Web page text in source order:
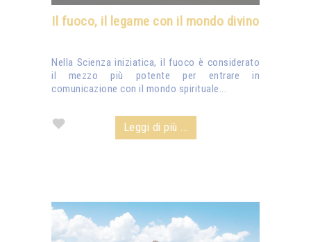
Il fuoco, il legame con il mondo divino
Nella Scienza iniziatica, il fuoco è considerato
il mezzo più potente per entrare in
comunicazione con il mondo spirituale...
Leggi di più ...